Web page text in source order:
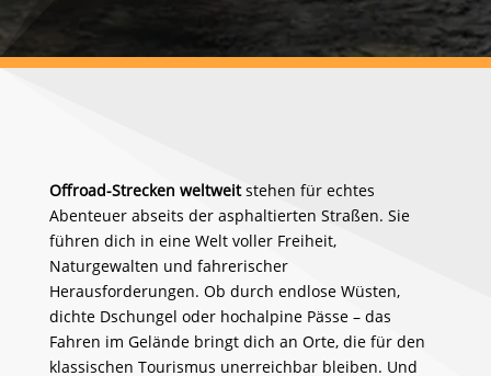
Offroad-Strecken weltweitstehen für echtes
Abenteuer abseits der asphaltierten Straßen. Sie
führen dich in eine Welt voller Freiheit,
Naturgewalten und fahrerischer
Herausforderungen. Ob durch endlose Wüsten,
dichte Dschungel oder hochalpine Pässe – das
Fahren im Gelände bringt dich an Orte, die für den
klassischen Tourismus unerreichbar bleiben. Und